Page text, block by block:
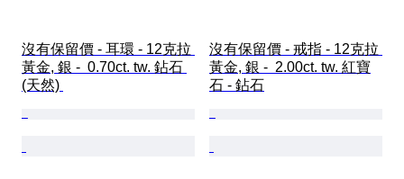
沒有保留價 - 耳環 - 12克拉
黃金, 銀 -  0.70ct. tw. 鉆石
(天然)
沒有保留價 - 戒指 - 12克拉
黃金, 銀 -  2.00ct. tw. 紅寶
石 - 鉆石